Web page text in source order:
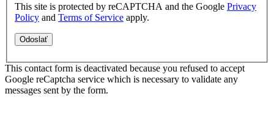
This site is protected by reCAPTCHA and the Google Privacy
Policy and Terms of Service apply.
This contact form is deactivated because you refused to accept
Google reCaptcha service which is necessary to validate any
messages sent by the form.